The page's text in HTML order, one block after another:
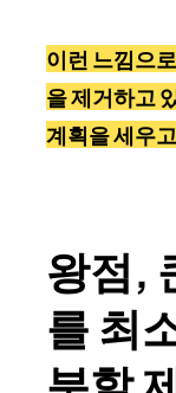
이런 느낌으
을 제거하고
계획을 세우
왕점,
를 최